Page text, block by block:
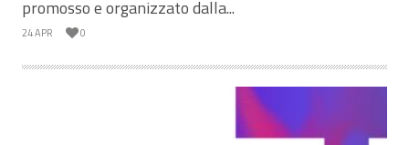
promosso e organizzato dalla...
24 APR 0